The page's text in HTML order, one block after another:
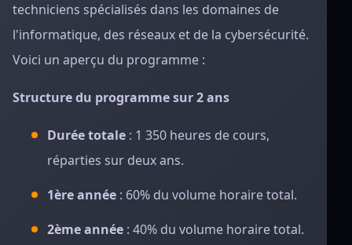
techniciens spécialisés dans les domaines de
l'informatique, des réseaux et de la cybersécurité.
Voici un aperçu du programme :
Structure du programme sur 2 ans
Durée totale : 1 350 heures de cours,
réparties sur deux ans.
1ère année : 60% du volume horaire total.
2ème année : 40% du volume horaire total.